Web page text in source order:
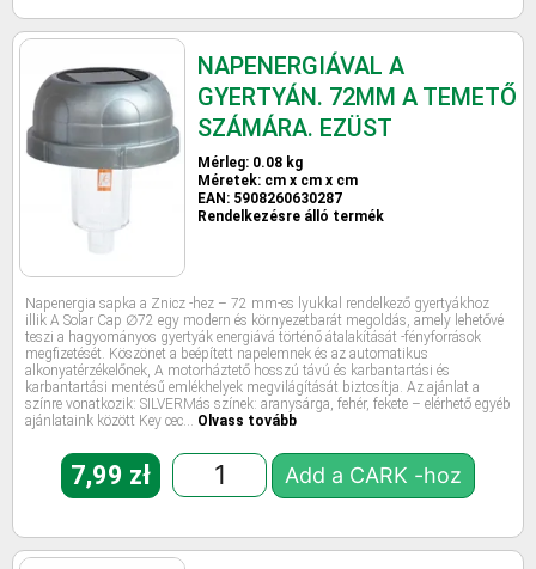
NAPENERGIÁVAL A
GYERTYÁN. 72MM A TEMETŐ
SZÁMÁRA. EZÜST
Mérleg: 0.08 kg
Méretek: cm x cm x cm
EAN: 5908260630287
Rendelkezésre álló termék
Napenergia sapka a Znicz -hez – 72 mm-es lyukkal rendelkező gyertyákhoz
illik A Solar Cap ∅72 egy modern és környezetbarát megoldás, amely lehetővé
teszi a hagyományos gyertyák energiává történő átalakítását -fényforrások
megfizetését. Köszönet a beépített napelemnek és az automatikus
alkonyatérzékelőnek, A motorháztető hosszú távú és karbantartási és
karbantartási mentésű emlékhelyek megvilágítását biztosítja. Az ajánlat a
színre vonatkozik: SILVERMás színek: aranysárga, fehér, fekete – elérhető egyéb
ajánlataink között Key cec… Olvass tovább
7,99 zł Add a CARK -hoz